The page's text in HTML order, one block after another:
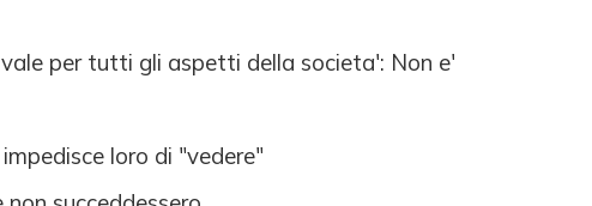
per tutti gli aspetti della societa': Non e'
loro di "vedere"